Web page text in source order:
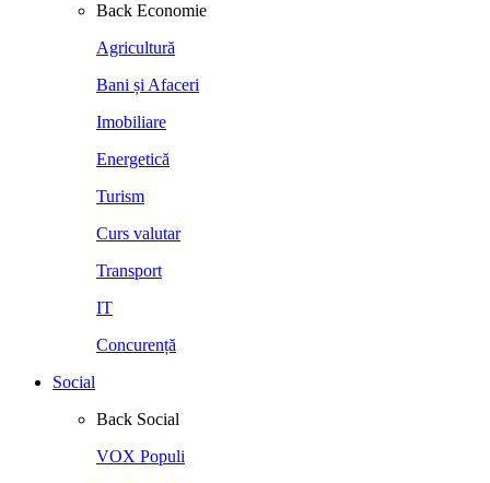
Back Economie
Agricultură
Bani și Afaceri
Imobiliare
Energetică
Turism
Curs valutar
Transport
IT
Concurență
Social
Back Social
VOX Populi